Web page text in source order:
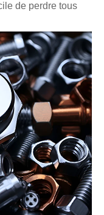
de perdre tous